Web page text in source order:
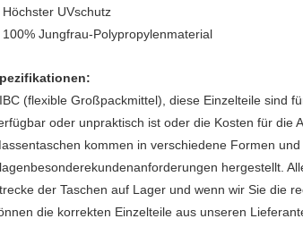
Höchster UVschutz
100% Jungfrau-Polypropylenmaterial
(flexible Großpackmittel), diese Einzelteile sind
oder unpraktisch ist oder die Kosten für die
kommen in verschiedene Formen
hergestellt.
der Taschen auf Lager und wenn wir Sie die
die korrekten Einzelteile aus unseren